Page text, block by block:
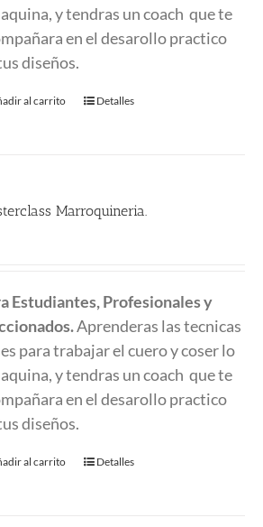
y tendras un coach que te
en el desarollo practico
diseños.
al carrito Detalles
Marroquineria.
Estudiantes, Profesionales y
Aprenderas las tecnicas
para trabajar el cuero y coser lo
y tendras un coach que te
en el desarollo practico
diseños.
al carrito Detalles